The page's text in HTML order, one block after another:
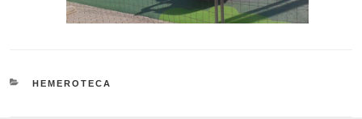
CATEGORIES
HEMEROTECA